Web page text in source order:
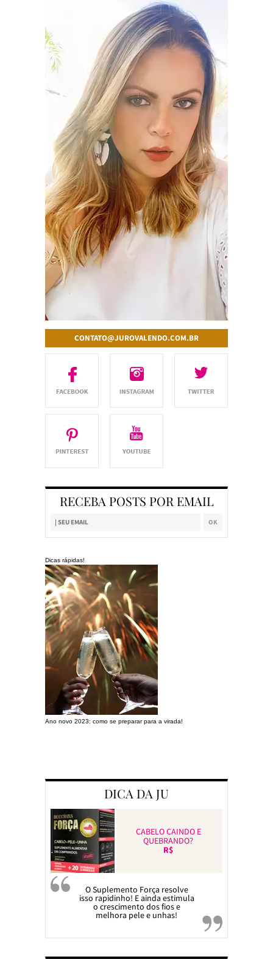
CONTATO@JUROVALENDO.COM.BR
RECEBA POSTS POR EMAIL
Dicas rápidas!
Ano novo 2023: como se preparar para a virada!
DICA DA JU
CABELO CAINDO E
QUEBRANDO?
R$
O Suplemento Força resolve
isso rapidinho! E ainda estimula
o crescimento dos fios e
melhora pele e unhas!